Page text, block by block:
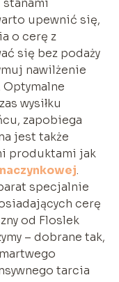
upewnić się,
o cerę z
się bez podaży
nawilżenie
Optymalne
wysiłku
zapobiega
jest także
produktami jak
.
specjalnie
cerę
od Floslek
– dobrane tak,
tarcia